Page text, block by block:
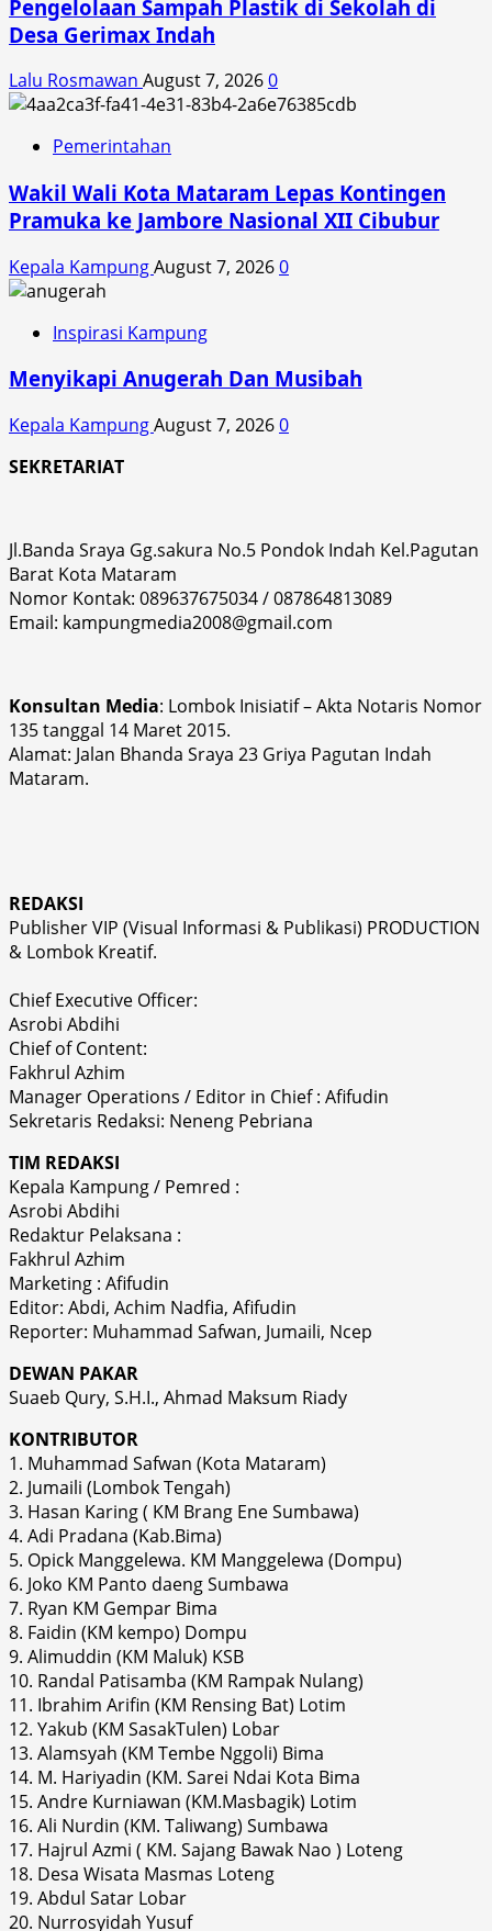
Pengelolaan Sampah Plastik di Sekolah di
Desa Gerimax Indah
Lalu Rosmawan August 7, 20260
Pemerintahan
Wakil Wali Kota Mataram Lepas Kontingen
Pramuka ke Jambore Nasional XII Cibubur
Kepala KampungAugust 7, 20260
Inspirasi Kampung
Menyikapi Anugerah Dan Musibah
Kepala KampungAugust 7, 20260
SEKRETARIAT
Jl.Banda Sraya Gg.sakura No.5 Pondok Indah Kel.Pagutan
Barat Kota Mataram
Nomor Kontak: 089637675034 / 087864813089
Email: kampungmedia2008@gmail.com
Konsultan Media: Lombok Inisiatif – Akta Notaris Nomor
135 tanggal 14 Maret 2015.
Alamat: Jalan Bhanda Sraya 23 Griya Pagutan Indah
Mataram.
REDAKSI
Publisher VIP (Visual Informasi & Publikasi) PRODUCTION
& Lombok Kreatif.
Chief Executive Officer:
Asrobi Abdihi
Chief of Content:
Fakhrul Azhim
Manager Operations / Editor in Chief : Afifudin
Sekretaris Redaksi: Neneng Pebriana
TIM REDAKSI
Kepala Kampung / Pemred :
Asrobi Abdihi
Redaktur Pelaksana :
Fakhrul Azhim
Marketing : Afifudin
Editor: Abdi, Achim Nadfia, Afifudin
Reporter: Muhammad Safwan, Jumaili, Ncep
DEWAN PAKAR
Suaeb Qury, S.H.I., Ahmad Maksum Riady
KONTRIBUTOR
1. Muhammad Safwan (Kota Mataram)
2. Jumaili (Lombok Tengah)
3. Hasan Karing ( KM Brang Ene Sumbawa)
4. Adi Pradana (Kab.Bima)
5. Opick Manggelewa. KM Manggelewa (Dompu)
6. Joko KM Panto daeng Sumbawa
7. Ryan KM Gempar Bima
8. Faidin (KM kempo) Dompu
9. Alimuddin (KM Maluk) KSB
10. Randal Patisamba (KM Rampak Nulang)
11. Ibrahim Arifin (KM Rensing Bat) Lotim
12. Yakub (KM SasakTulen) Lobar
13. Alamsyah (KM Tembe Nggoli) Bima
14. M. Hariyadin (KM. Sarei Ndai Kota Bima
15. Andre Kurniawan (KM.Masbagik) Lotim
16. Ali Nurdin (KM. Taliwang) Sumbawa
17. Hajrul Azmi ( KM. Sajang Bawak Nao ) Loteng
18. Desa Wisata Masmas Loteng
19. Abdul Satar Lobar
20. Nurrosyidah Yusuf